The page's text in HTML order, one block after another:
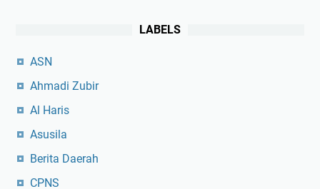
LABELS
ASN
Ahmadi Zubir
Al Haris
Asusila
Berita Daerah
CPNS